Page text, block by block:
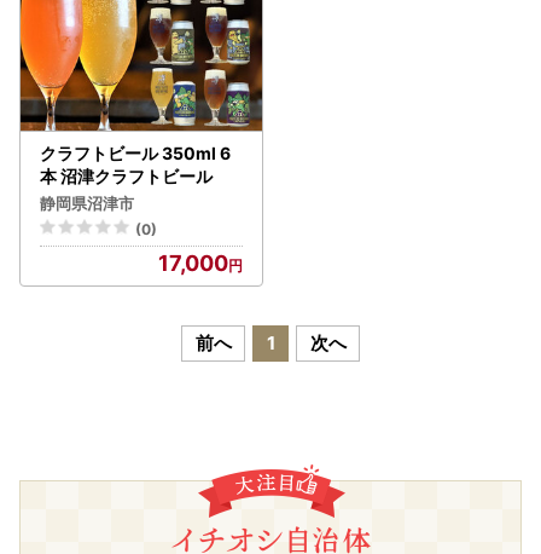
クラフトビール 350ml 6
本 沼津クラフトビール
静岡県沼津市
(0)
17,000
前へ 1 次へ